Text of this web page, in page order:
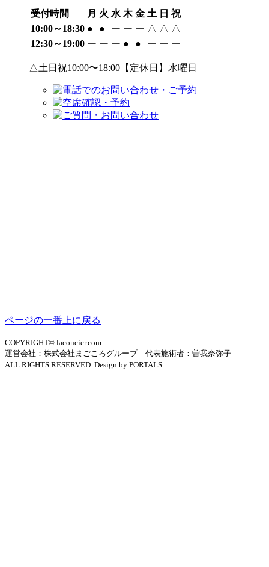
受付時間 月 火 水 木 金 土 日 祝
10:00～18:30 ● ● ー ー ー △ △ △
12:30～19:00 ー ー ー ● ● ー ー ー
△土日祝10:00〜18:00【定休日】水曜日
ページの一番上に戻る
COPYRIGHT© laconcier.com
運営会社：株式会社まごころグループ 代表施術者：曽我奈弥子
ALL RIGHTS RESERVED. Design by PORTALS